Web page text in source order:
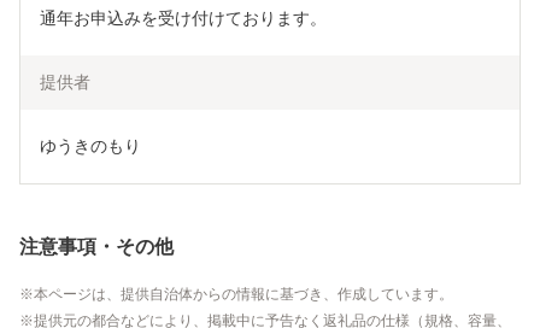
通年お申込みを受け付けております。
提供者
ゆうきのもり
注意事項・その他
本ページは、提供自治体からの情報に基づき、作成しています。
提供元の都合などにより、掲載中に予告なく返礼品の仕様（規格、容量、